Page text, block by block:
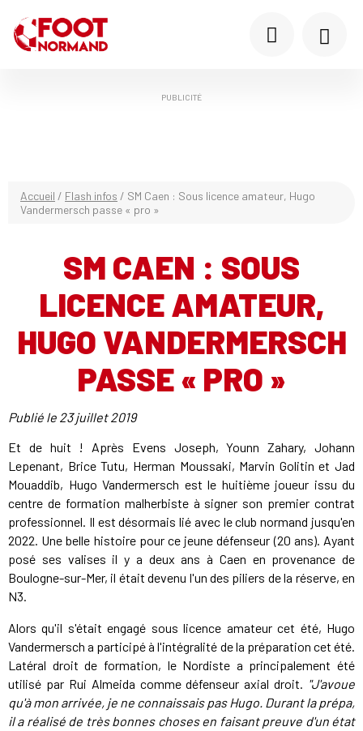
PUBLICITÉ
Accueil / Flash infos / SM Caen : Sous licence amateur, Hugo
Vandermersch passe « pro »
SM CAEN : SOUS
LICENCE AMATEUR,
HUGO VANDERMERSCH
PASSE « PRO »
Publié le 23 juillet 2019
Et de huit ! Après Evens Joseph, Younn Zahary, Johann
Lepenant, Brice Tutu, Herman Moussaki, Marvin Golitin et Jad
Mouaddib, Hugo Vandermersch est le huitième joueur issu du
centre de formation malherbiste à signer son premier contrat
professionnel. Il est désormais lié avec le club normand jusqu'en
2022. Une belle histoire pour ce jeune défenseur (20 ans). Ayant
posé ses valises il y a deux ans à Caen en provenance de
Boulogne-sur-Mer, il était devenu l'un des piliers de la réserve, en
N3.
Alors qu'il s'était engagé sous licence amateur cet été, Hugo
Vandermersch a participé à l'intégralité de la préparation cet été.
Latéral droit de formation, le Nordiste a principalement été
utilisé par Rui Almeida comme défenseur axial droit. "J'avoue
qu'à mon arrivée, je ne connaissais pas Hugo. Durant la prépa,
il a réalisé de très bonnes choses en faisant preuve d'un état